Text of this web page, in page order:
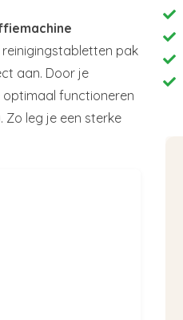
pak
aan. Door je
functioneren
Zo leg je een sterke